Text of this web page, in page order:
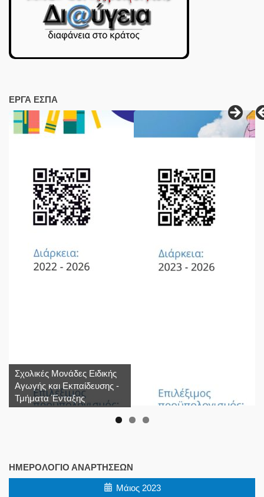
ΕΡΓΑ ΕΣΠΑ
Σχολικές Μονάδες Ειδικής
Αγωγής και Εκπαίδευσης -
Τμήματα Ένταξης
ΗΜΕΡΟΛΌΓΙΟ ΑΝΑΡΤΉΣΕΩΝ
Μάιος 2023